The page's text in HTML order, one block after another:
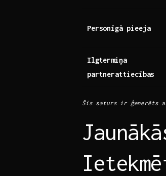
Personīgā pieeja
Ilgtermiņa
partnerattiecības
Šis saturs ir ģenerēts‌